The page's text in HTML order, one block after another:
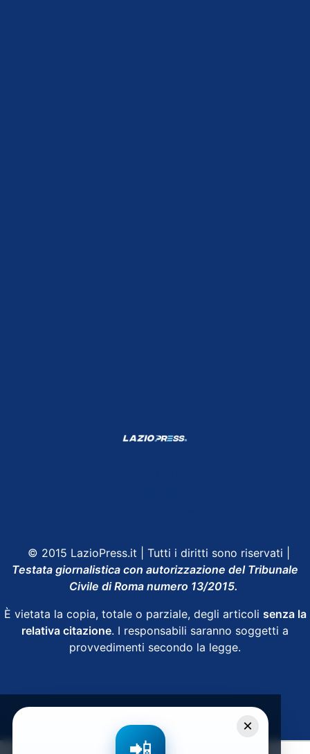
© 2015 LazioPress.it | Tutti i diritti sono riservati |
Testata giornalistica con autorizzazione del Tribunale
Civile di Roma numero 13/2015.
È vietata la copia, totale o parziale, degli articoli senza la
relativa citazione. I responsabili saranno soggetti a
provvedimenti secondo la legge.
×